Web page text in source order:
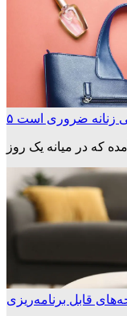
زنانه ضروری است
قابل برنامه‌ریزی